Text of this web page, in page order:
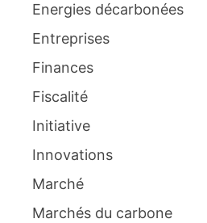
Energies décarbonées
Entreprises
Finances
Fiscalité
Initiative
Innovations
Marché
Marchés du carbone